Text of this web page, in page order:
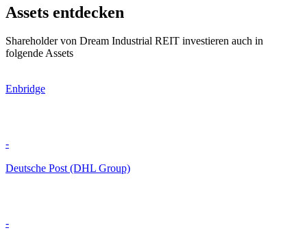
Assets entdecken
Shareholder von Dream Industrial REIT investieren auch in
folgende Assets
Enbridge
-
Deutsche Post (DHL Group)
-